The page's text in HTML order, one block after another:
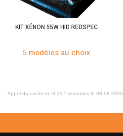
KIT XÉNON 55W HID REDSPEC
5 modèles au choix
Appel du cache en 0.317 secondes le 08-08-2026